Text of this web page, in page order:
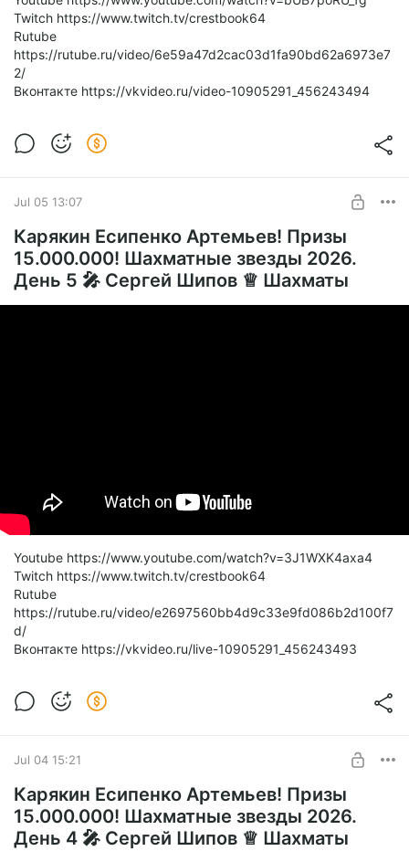
Twitch https://www.twitch.tv/crestbook64
Rutube
https://rutube.ru/video/6e59a47d2cac03d1fa90bd62a6973e7
2/
Вконтакте https://vkvideo.ru/video-10905291_456243494
Jul 05 13:07
Карякин Есипенко Артемьев! Призы
15.000.000! Шахматные звезды 2026.
День 5 🎤 Сергей Шипов ♕ Шахматы
Youtube https://www.youtube.com/watch?v=3J1WXK4axa4
Twitch https://www.twitch.tv/crestbook64
Rutube
https://rutube.ru/video/e2697560bb4d9c33e9fd086b2d100f7
d/
Вконтакте https://vkvideo.ru/live-10905291_456243493
Jul 04 15:21
Карякин Есипенко Артемьев! Призы
15.000.000! Шахматные звезды 2026.
День 4 🎤 Сергей Шипов ♕ Шахматы